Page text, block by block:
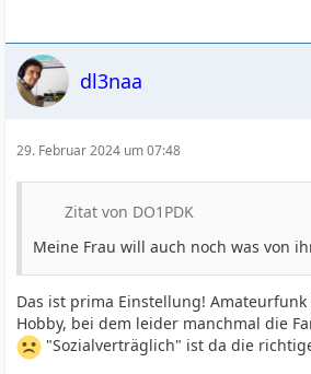
dl3naa
29. Februar 2024 um 07:48
Zitat von DO1PDK
Meine Frau will auch noch was von
Das ist prima Einstellung!
Hobby, bei dem leider manchmal die
"Sozialverträglich" ist da die